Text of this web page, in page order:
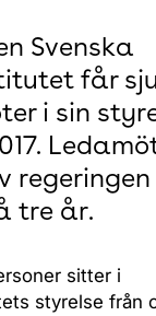
Svenska
får
i sin
regeringen
tre år.
sitter i
styrelse från